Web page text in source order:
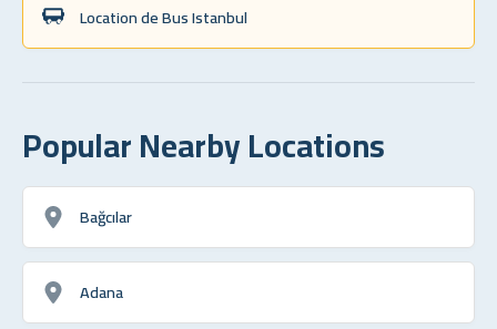
Location de Bus Istanbul
Popular Nearby Locations
Bağcılar
Adana